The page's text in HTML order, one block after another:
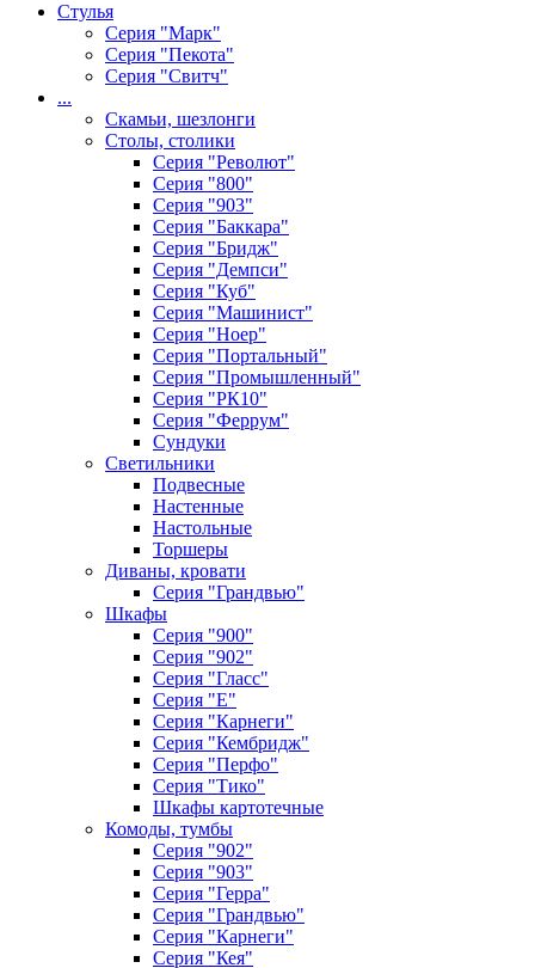
Стулья
Серия "Марк"
Серия "Пекота"
Серия "Свитч"
...
Скамьи, шезлонги
Столы, столики
Серия "Револют"
Серия "800"
Серия "903"
Серия "Баккара"
Серия "Бридж"
Серия "Демпси"
Серия "Куб"
Серия "Машинист"
Серия "Ноер"
Серия "Портальный"
Серия "Промышленный"
Серия "РК10"
Серия "Феррум"
Сундуки
Светильники
Подвесные
Настенные
Настольные
Торшеры
Диваны, кровати
Серия "Грандвью"
Шкафы
Серия "900"
Серия "902"
Серия "Гласс"
Серия "Е"
Серия "Карнеги"
Серия "Кембридж"
Серия "Перфо"
Серия "Тико"
Шкафы картотечные
Комоды, тумбы
Серия "902"
Серия "903"
Серия "Герра"
Серия "Грандвью"
Серия "Карнеги"
Серия "Кея"